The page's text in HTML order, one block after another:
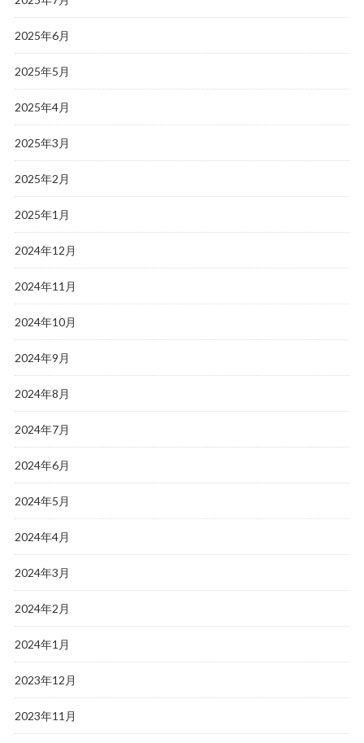
2025年6月
2025年5月
2025年4月
2025年3月
2025年2月
2025年1月
2024年12月
2024年11月
2024年10月
2024年9月
2024年8月
2024年7月
2024年6月
2024年5月
2024年4月
2024年3月
2024年2月
2024年1月
2023年12月
2023年11月